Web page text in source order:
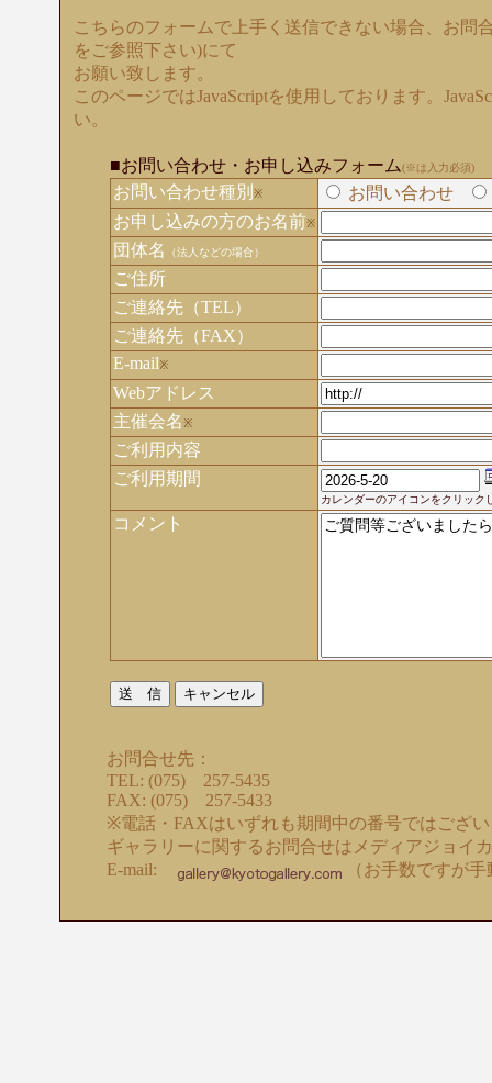
こちらのフォームで上手く送信できない場合、お問
をご参照下さい)にて
お願い致します。
このページではJavaScriptを使用しております。
い。
■お問い合わせ・お申し込みフォーム(※は入力必須)
お問い合わせ種別 ※ お問い合わせ
お申し込みの方のお名前※
団体名 （法人などの場合）
ご住所
ご連絡先（TEL）
ご連絡先（FAX）
E-mail※
Webアドレス
主催会名※
ご利用内容
ご利用期間
カレンダーのアイコンをクリック
コメント
お問合せ先：
TEL: (075) 257-5435
FAX: (075) 257-5433
※電話・FAXはいずれも期間中の番号ではござ
ギャラリーに関するお問合せはメディアジョイ
E-mail:
（お手数ですが